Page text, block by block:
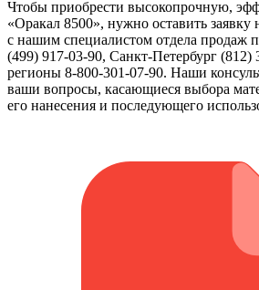
Чтобы приобрести высокопрочную,
«Оракал 8500», нужно оставить заявку
с нашим специалистом отдела продаж
(499) 917-03-90, Санкт-Петербург (812)
регионы 8-800-301-07-90. Наши
ваши вопросы, касающиеся выбора
его нанесения и последующего